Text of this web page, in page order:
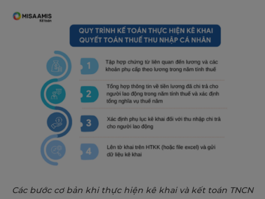
Các bước cơ bản khi thực hiện kê khai và kết toán TNCN